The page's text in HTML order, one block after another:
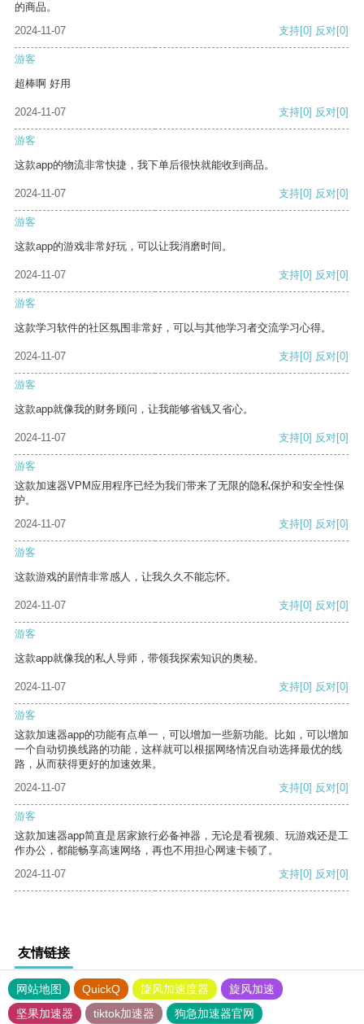
的商品。
2024-11-07
支持[0] 反对[0]
游客
超棒啊 好用
2024-11-07 支持[0] 反对[0]
游客
这款app的物流非常快捷，我下单后很快就能收到商品。
2024-11-07 支持[0] 反对[0]
游客
这款app的游戏非常好玩，可以让我消磨时间。
2024-11-07 支持[0] 反对[0]
游客
这款学习软件的社区氛围非常好，可以与其他学习者交流学习心得。
2024-11-07 支持[0] 反对[0]
游客
这款app就像我的财务顾问，让我能够省钱又省心。
2024-11-07 支持[0] 反对[0]
游客
这款加速器VPM应用程序已经为我们带来了无限的隐私保护和安全性保
护。
2024-11-07
支持[0] 反对[0]
游客
这款游戏的剧情非常感人，让我久久不能忘怀。
2024-11-07 支持[0] 反对[0]
游客
这款app就像我的私人导师，带领我探索知识的奥秘。
2024-11-07 支持[0] 反对[0]
游客
这款加速器app的功能有点单一，可以增加一些新功能。比如，可以增加
一个自动切换线路的功能，这样就可以根据网络情况自动选择最优的线
路，从而获得更好的加速效果。
2024-11-07
支持[0] 反对[0]
游客
这款加速器app简直是居家旅行必备神器，无论是看视频、玩游戏还是工
作办公，都能畅享高速网络，再也不用担心网速卡顿了。
2024-11-07
支持[0] 反对[0]
友情链接
网站地图 QuickQ 旋风加速度器
旋风加速
坚果加速器
tiktok加速器
狗急加速器官网